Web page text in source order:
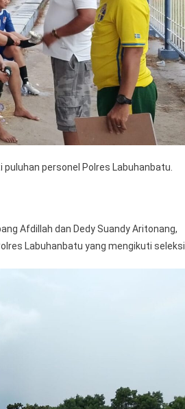
puluhan personel Polres Labuhanbatu.
Afdillah dan Dedy Suandy Aritonang,
Labuhanbatu yang mengikuti seleksi.